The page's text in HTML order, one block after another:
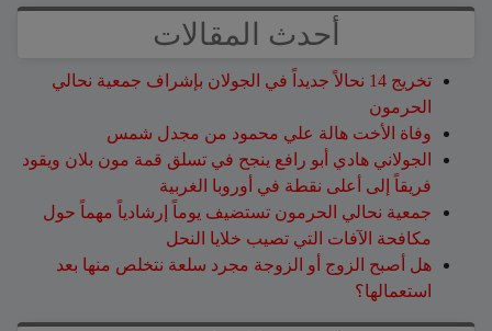
أحدث المقالات
تخريج 14 نحالاً جديداً في الجولان بإشراف جمعية نحالي
الحرمون
وفاة الأخت هالة علي محمود من مجدل شمس
الجولاني هادي أبو رافع ينجح في تسلق قمة مون بلان ويقود
فريقاً إلى أعلى نقطة في أوروبا الغربية
جمعية نحالي الحرمون تستضيف يوماً إرشادياً مهماً حول
مكافحة الآفات التي تصيب خلايا النحل
هل أصبح الزوج أو الزوجة مجرد سلعة نتخلص منها بعد
استعمالها؟